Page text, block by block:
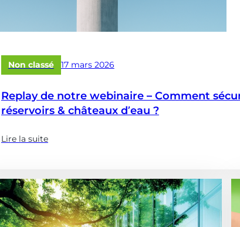
Non classé
Publié
le
17 mars 2026
Replay de notre webinaire – Comment
réservoirs & châteaux d’eau ?
Lire la suite
(à
:
Replay
de